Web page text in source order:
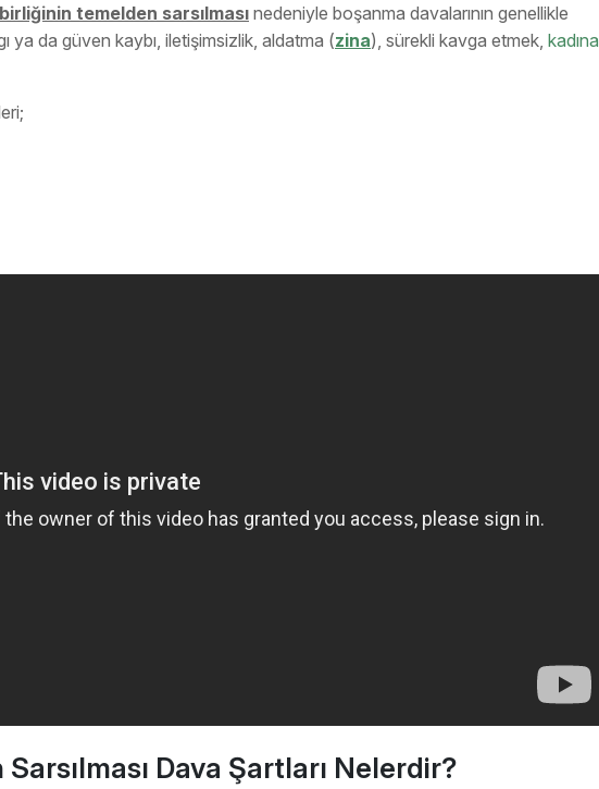
temelden sarsılması nedeniyle boşanma davalarının genellikle
ya da güven kaybı, iletişimsizlik, aldatma (zina), sürekli kavga etmek, kadına
Dava Şartları Nelerdir?